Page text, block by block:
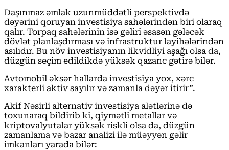
Daşınmaz əmlak uzunmüddətli perspektivdə
dəyərini qoruyan investisiya sahələrindən biri olaraq
qalır. Torpaq sahələrinin isə gəliri əsasən gələcək
dövlət planlaşdırması və infrastruktur layihələrindən
asılıdır. Bu növ investisiyanın likvidliyi aşağı olsa da,
düzgün seçim edildikdə yüksək qazanc gətirə bilər.
Avtomobil əksər hallarda investisiya yox, xərc
xarakterli aktiv sayılır və zamanla dəyər itirir”.
Akif Nəsirli alternativ investisiya alətlərinə də
toxunaraq bildirib ki, qiymətli metallar və
kriptovalyutalar yüksək riskli olsa da, düzgün
zamanlama və bazar analizi ilə müəyyən gəlir
imkanları yarada bilər: